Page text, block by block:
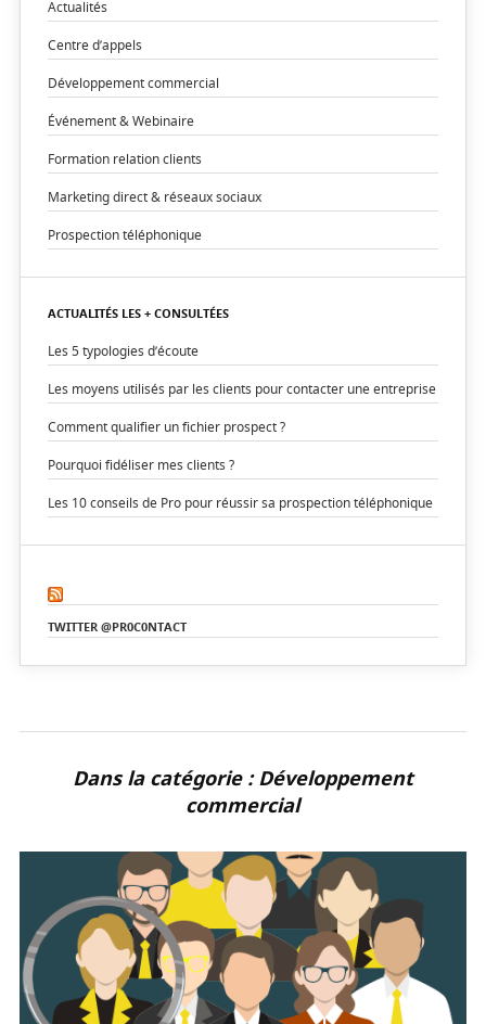
Actualités
Centre d’appels
Développement commercial
Événement & Webinaire
Formation relation clients
Marketing direct & réseaux sociaux
Prospection téléphonique
ACTUALITÉS LES + CONSULTÉES
Les 5 typologies d’écoute
Les moyens utilisés par les clients pour contacter une entreprise
Comment qualifier un fichier prospect ?
Pourquoi fidéliser mes clients ?
Les 10 conseils de Pro pour réussir sa prospection téléphonique
TWITTER @PR0C0NTACT
Dans la catégorie : Développement
commercial